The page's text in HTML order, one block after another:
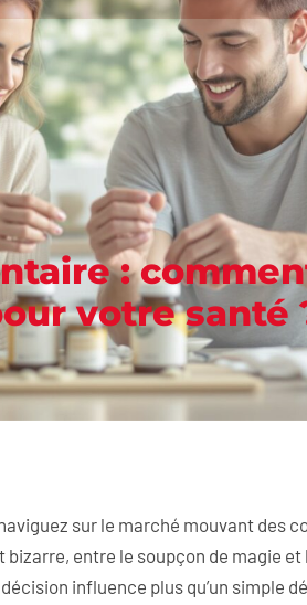
:
votre santé
sur le marché mouvant des
entre le soupçon de magie et
influence plus qu’un simple